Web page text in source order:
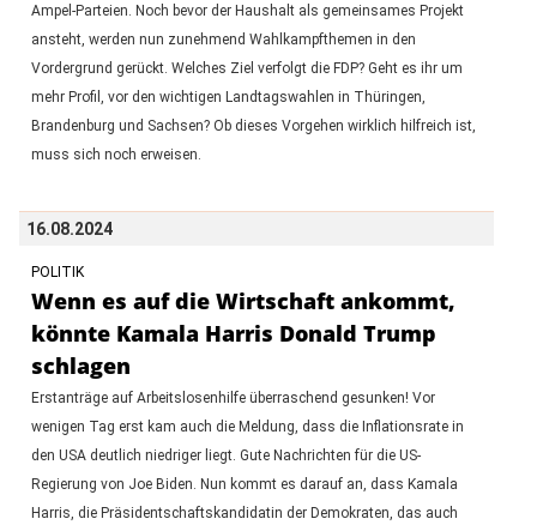
Ampel-Parteien. Noch bevor der Haushalt als gemeinsames Projekt
ansteht, werden nun zunehmend Wahlkampfthemen in den
Vordergrund gerückt. Welches Ziel verfolgt die FDP? Geht es ihr um
mehr Profil, vor den wichtigen Landtagswahlen in Thüringen,
Brandenburg und Sachsen? Ob dieses Vorgehen wirklich hilfreich ist,
muss sich noch erweisen.
16.08.2024
POLITIK
Wenn es auf die Wirtschaft ankommt,
könnte Kamala Harris Donald Trump
schlagen
Erstanträge auf Arbeitslosenhilfe überraschend gesunken! Vor
wenigen Tag erst kam auch die Meldung, dass die Inflationsrate in
den USA deutlich niedriger liegt. Gute Nachrichten für die US-
Regierung von Joe Biden. Nun kommt es darauf an, dass Kamala
Harris, die Präsidentschaftskandidatin der Demokraten, das auch